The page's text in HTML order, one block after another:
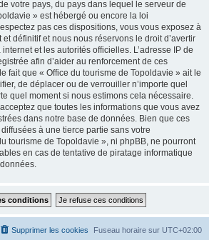
votre pays, du pays dans lequel le serveur de
» est hébergé ou encore la loi
pas ces dispositions, vous vous exposez à
définitif et nous nous réservons le droit d’avertir
et les autorités officielles. L’adresse IP de
afin d’aider au renforcement de ces
fait que « Office du tourisme de Topoldavie » ait le
de déplacer ou de verrouiller n’importe quel
quel moment si nous estimons cela nécessaire.
que toutes les informations que vous avez
dans notre base de données. Bien que ces
à une tierce partie sans votre
tourisme de Topoldavie », ni phpBB, ne pourront
en cas de tentative de piratage informatique
Fuseau horaire sur UTC+02:00
Supprimer les cookies